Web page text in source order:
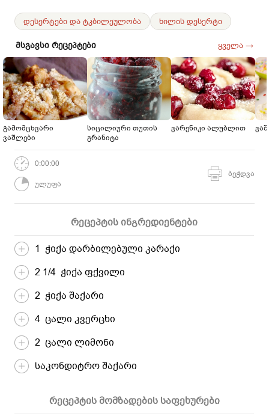
დესერტები და ტკბილეულობა ხილის დესერტი
მსგავსი რეცეპტები ყველა →
გამომცხვარი
ვაშლები
სიცილიური თუთის
გრანიტა
ვარენიკი ალუბლით
0:00:00
ულუფა
ბეჭდვა
რეცეპტის ინგრედიენტები
1 ჭიქა დარბილებული კარაქი
2 1/4 ჭიქა ფქვილი
2 ჭიქა შაქარი
4 ცალი კვერცხი
2 ცალი ლიმონი
საკონდიტრო შაქარი
რეცეპტის მომზადების საფეხურები